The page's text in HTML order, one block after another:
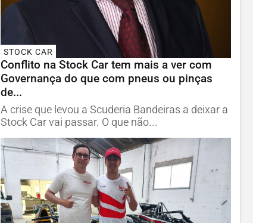
STOCK CAR
Conflito na Stock Car tem mais a ver com
Governança do que com pneus ou pinças
de...
A crise que levou a Scuderia Bandeiras a deixar a
Stock Car vai passar. O que não...